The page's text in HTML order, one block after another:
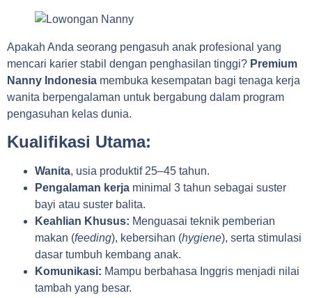
Apakah Anda seorang pengasuh anak profesional yang
mencari karier stabil dengan penghasilan tinggi? Premium
Nanny Indonesia membuka kesempatan bagi tenaga kerja
wanita berpengalaman untuk bergabung dalam program
pengasuhan kelas dunia.
Kualifikasi Utama:
Wanita, usia produktif 25–45 tahun.
Pengalaman kerja minimal 3 tahun sebagai suster
bayi atau suster balita.
Keahlian Khusus: Menguasai teknik pemberian
makan (feeding), kebersihan (hygiene), serta stimulasi
dasar tumbuh kembang anak.
Komunikasi: Mampu berbahasa Inggris menjadi nilai
tambah yang besar.